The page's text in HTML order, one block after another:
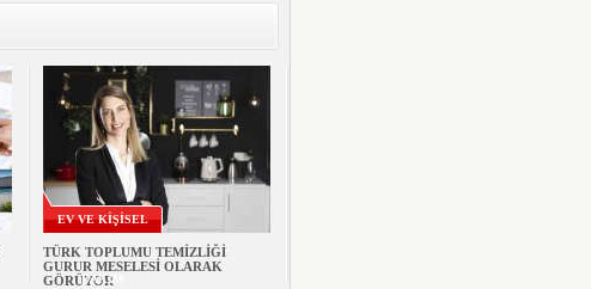
EV VE KİŞİSEL
BAKIM
TÜRK TOPLUMU TEMİZLİĞİ
GURUR MESELESİ OLARAK
GÖRÜYOR